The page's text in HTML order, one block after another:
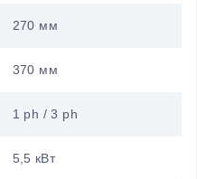
270 мм
370 мм
1 ph / 3 ph
5,5 кВт